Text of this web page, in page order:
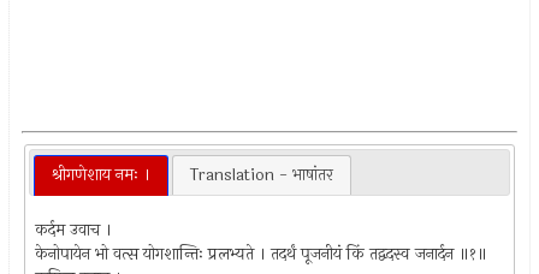
श्रीगणेशाय नमः । Translation - भाषांतर
कर्दम उवाच ।
केनोपायेन भो वत्स योगशान्तिः प्रलभ्यते । तदर्थं पूजनीयं किं तद्वदस्व जनार्दन ॥१॥